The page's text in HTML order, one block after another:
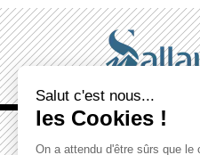
Salut c'est nous...
les Cookies !
On a attendu d'être sûrs que le